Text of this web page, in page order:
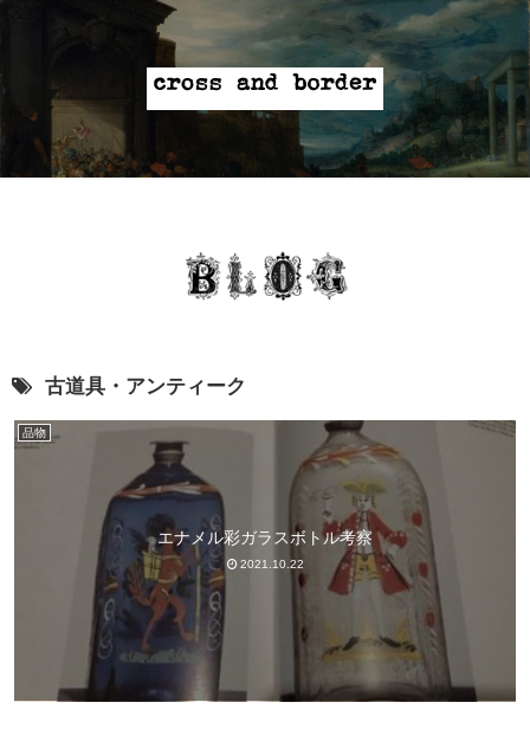
古道具・アンティーク
品物
エナメル彩ガラスボトル考察
2021.10.22